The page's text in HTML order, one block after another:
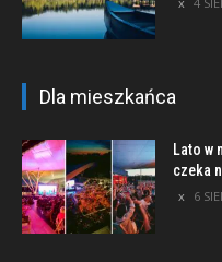
Dla mieszkańca
Lato w
czeka
6